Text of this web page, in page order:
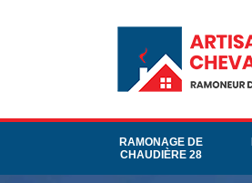
RAMONAGE DE
CHAUDIÈRE 28